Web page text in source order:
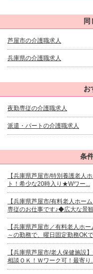
同
芦屋市の介護職求人
兵庫県の介護職求人
お
夜勤専従の介護職求人
派遣・パートの介護職求人
条
【兵庫県芦屋市/特別養護老
ト！希少な20時入り★Wワー...
【兵庫県芦屋市/有料老人ホ
専従のお仕事です♪◆広大な景
【兵庫県芦屋市／有料老人ホ
～の勤務で、曜日固定勤務OK
【兵庫県芦屋市/老人保健施
相談ＯＫ！Ｗワーク可！最寄り